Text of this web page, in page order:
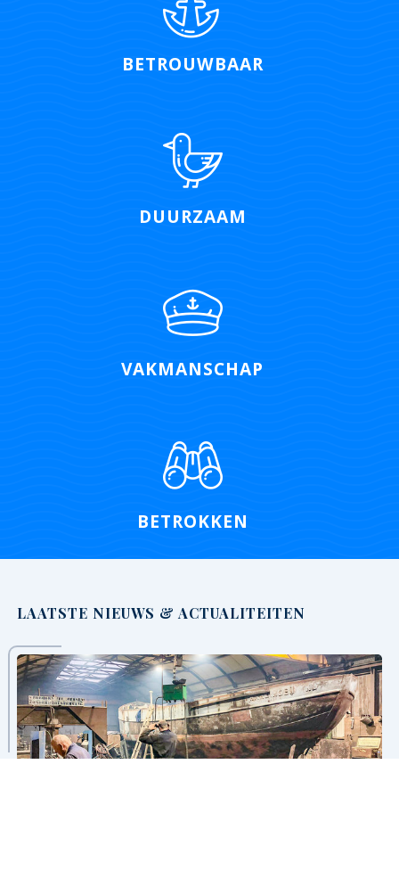
BETROUWBAAR
DUURZAAM
VAKMANSCHAP
BETROKKEN
LAATSTE NIEUWS & ACTUALITEITEN